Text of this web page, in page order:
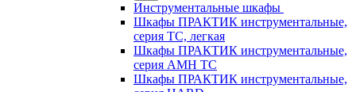
Инструментальные шкафы
Шкафы ПРАКТИК инструментальные,
серия TC, легкая
Шкафы ПРАКТИК инструментальные,
серия AMH TC
Шкафы ПРАКТИК инструментальные,